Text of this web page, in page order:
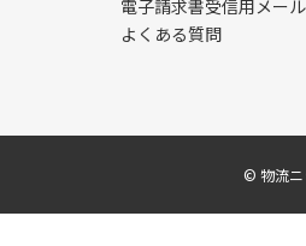
電子請求書受信用メー
よくある質問
© 物流ニ